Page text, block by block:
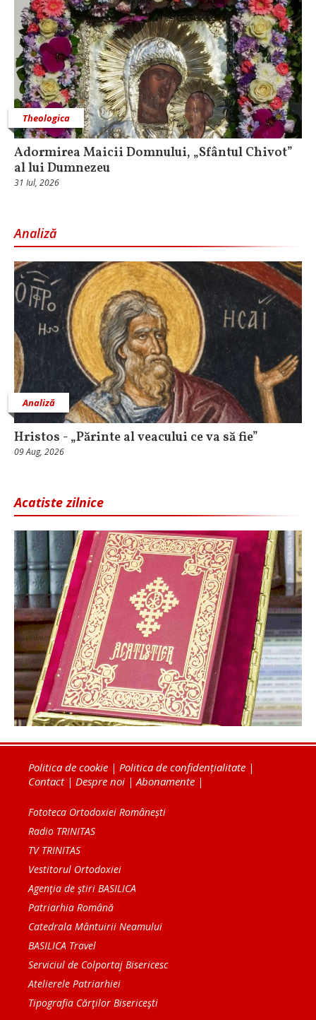
Theologica
Adormirea Maicii Domnului, „Sfântul Chivot”
al lui Dumnezeu
31 Iul, 2026
Analiză
Analiză
Hristos - „Părinte al veacului ce va să fie”
09 Aug, 2026
Acatiste zilnice
Politica de cookie | Politica de confidențialitate |
Contact| Despre noi | Abonamente |
Fototeca Ortodoxiei Românești
Radio TRINITAS
TV TRINITAS
Vestitorul Ortodoxiei
Agenţia de ştiri BASILICA
Patriarhia Română
Catedrala Mântuirii Neamului
BASILICA Travel
Serviciul de Colportaj Bisericesc
Atelierele Patriarhiei
Tipografia Cărţilor Bisericeşti